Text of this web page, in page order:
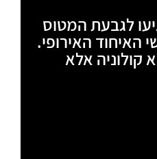
לגבעת המטוס
האיחוד האירופי.
קולוניה אלא